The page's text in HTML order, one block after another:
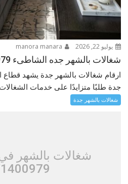
يوليو 22, 2026
شغالات بالشهر جده الشاطىء 0571400979
ارقام شغالات بالشهر جدة يشهد قطاع
جدة طلبًا متزايدًا على خدمات
شغالات بالشهر جدة
شغالات بالشهر